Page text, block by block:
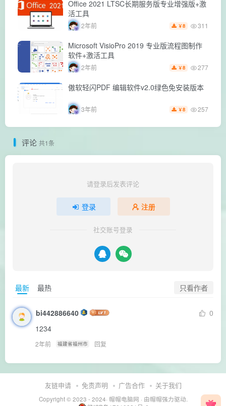
Office 2021 LTSC长期服务版专业增强版+激
活工具
2年前 ￥8 311
Microsoft VisioPro 2019 专业版流程图制作
软件+激活工具
2年前 ￥8 277
傲软轻闪PDF 编辑软件v2.0绿色免安装版本
3年前 ￥8 257
评论 共1条
请登录后发表评论
登录 注册
社交账号登录
最新 最热 只看作者
bi442886640
0
1234
2年前 福建省福州市 回复
友链申请 免责声明 广告合作 关于我们
Copyright © 2023 - 2024· 帽帽电脑网 · 由帽帽强力驱动.